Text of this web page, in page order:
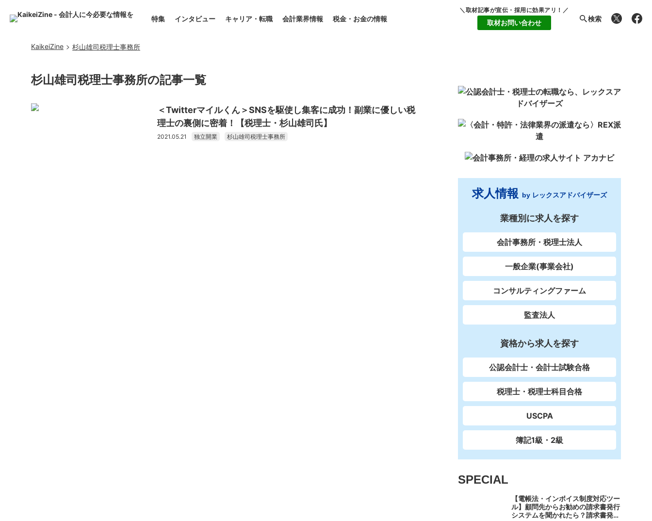
特集 インタビュー キャリア・転職 会計業界情報 税金・お金の情報
＼取材記事が宣伝・採用に効果アリ！／
取材お問い合わせ 検索
KaikeiZine 杉山雄司税理士事務所
杉山雄司税理士事務所の記事一覧
＜Twitterマイルくん＞SNSを駆使し集客に成功！副業に優しい税
理士の裏側に密着！【税理士・杉山雄司氏】
2021.05.21 独立開業 杉山雄司税理士事務所
求人情報 by レックスアドバイザーズ
業種別に求人を探す
会計事務所・税理士法人
一般企業(事業会社)
コンサルティングファーム
監査法人
資格から求人を探す
公認会計士・会計士試験合格
税理士・税理士科目合格
USCPA
簿記1級・2級
SPECIAL
【電帳法・インボイス制度対応ツー
ル】顧問先からお勧めの請求書発行
システムを聞かれたら？請求書発行